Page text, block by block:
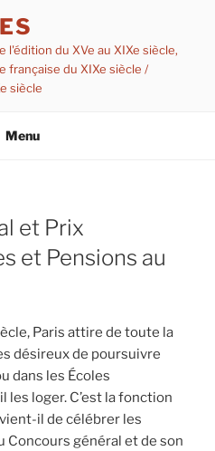
l'édition du XVe au XIXe siècle,
française du XIXe siècle /
siècle
Menu
et Prix
et Pensions au
Paris attire de toute la
désireux de poursuivre
dans les Écoles
loger. C’est la fonction
il de célébrer les
Concours général et de son